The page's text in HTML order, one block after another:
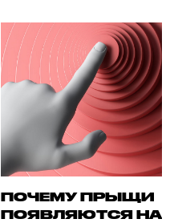
ПОЧЕМУ ПРЫЩИ
ПОЯВЛЯЮТСЯ НА